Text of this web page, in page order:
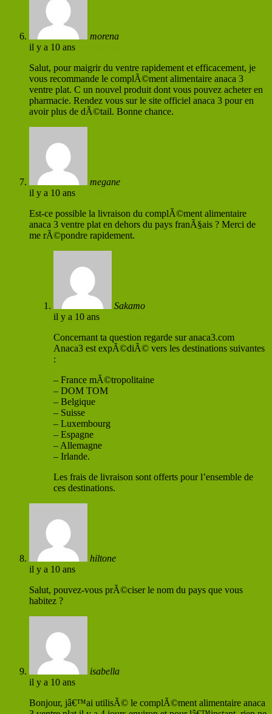
morena
il y a 10 ans
Salut, pour maigrir du ventre rapidement et efficacement, je
vous recommande le complÃ©ment alimentaire anaca 3
ventre plat. C un nouvel produit dont vous pouvez acheter en
pharmacie. Rendez vous sur le site officiel anaca 3 pour en
avoir plus de dÃ©tail. Bonne chance.
megane
il y a 10 ans
Est-ce possible la livraison du complÃ©ment alimentaire
anaca 3 ventre plat en dehors du pays franÃ§ais ? Merci de
me rÃ©pondre rapidement.
Sakamo
il y a 10 ans
Concernant ta question regarde sur anaca3.com
Anaca3 est expÃ©diÃ© vers les destinations suivantes
:
– France mÃ©tropolitaine
– DOM TOM
– Belgique
– Suisse
– Luxembourg
– Espagne
– Allemagne
– Irlande.
Les frais de livraison sont offerts pour l’ensemble de
ces destinations.
hiltone
il y a 10 ans
Salut, pouvez-vous prÃ©ciser le nom du pays que vous
habitez ?
isabella
il y a 10 ans
Bonjour, jâ€™ai utilisÃ© le complÃ©ment alimentaire anaca